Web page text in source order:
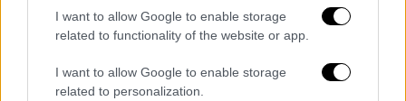
I want to allow Google to enable storage
related to functionality of the website or app.
I want to allow Google to enable storage
related to personalization.
Αθλητισμός|29.11.2025 22:11